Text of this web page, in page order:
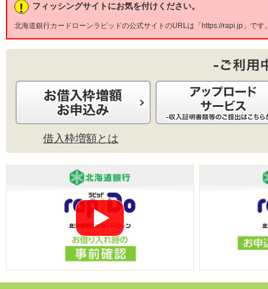
! フィッシングサイトにお気を付けください。
北海道銀行カードローンラピッドの公式サイトのURLは「https://rapi.jp」で
借入枠増額とは